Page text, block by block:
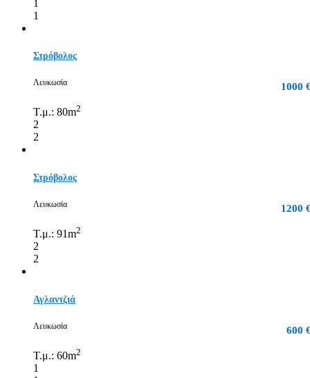
1
1
Στρόβολος
Λευκωσία 1000
Τ.μ.: 80m2
2
2
Στρόβολος
Λευκωσία 1200
Τ.μ.: 91m2
2
2
Αγλαντζιά
Λευκωσία 600
Τ.μ.: 60m2
1